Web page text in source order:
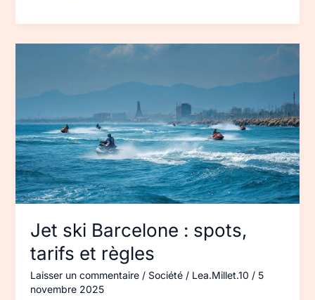
Jet ski Barcelone : spots,
tarifs et règles
Laisser un commentaire / Société/ Lea.Millet.10 / 5
novembre 2025
et
règles